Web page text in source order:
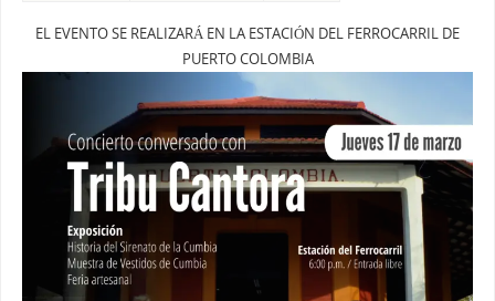
EL EVENTO SE REALIZARÁ EN LA ESTACIÓN DEL FERROCARRIL DE
PUERTO COLOMBIA